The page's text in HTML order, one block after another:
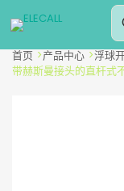
首页 >产品中心 >浮球
带赫斯曼接头的直杆式